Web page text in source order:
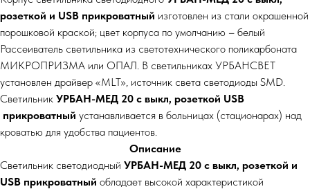
розеткой и USB прикроватный изготовлен из стали окрашенной
порошковой краской; цвет корпуса по умолчанию – белый
Рассеиватель светильника из светотехнического поликарбоната
МИКРОПРИЗМА или ОПАЛ. В светильниках УРБАНСВЕТ
установлен драйвер «MLT», источник света светодиоды SMD.
Светильник УРБАН-МЕД 20 с выкл, розеткой USB
прикроватный устанавливается в больницах (стационарах) над
кроватью для удобства пациентов.
Описание
Светильник светодиодный УРБАН-МЕД 20 с выкл, розеткой и
USB прикроватный обладает высокой характеристикой